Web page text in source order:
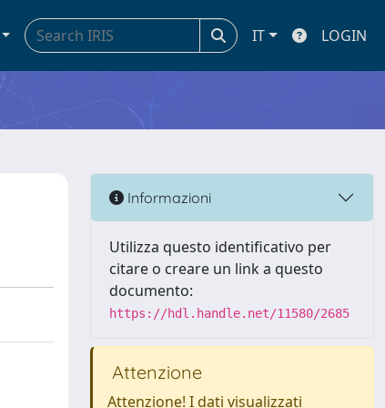
IT LOGIN
Informazioni
Utilizza questo identificativo per
citare o creare un link a questo
documento:
https://hdl.handle.net/11580/2685
Attenzione
Attenzione! I dati visualizzati